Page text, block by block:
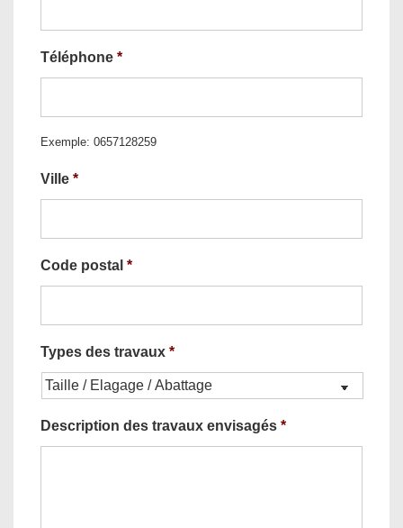
Téléphone *
Exemple: 0657128259
Ville *
Code postal *
Types des travaux *
Description des travaux envisagés *